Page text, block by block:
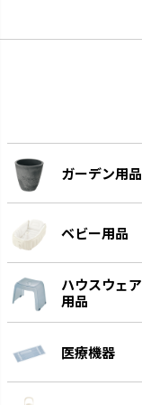
ガーデン用品
ベビー用品
ハウスウェア
用品
医療機器